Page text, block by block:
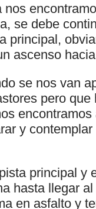
se debe
principal,
ascenso
se nos van
pero
y
principal y
hasta llegar
en asfalto y